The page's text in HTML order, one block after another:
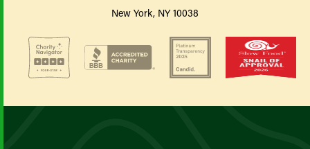
New York, NY 10038